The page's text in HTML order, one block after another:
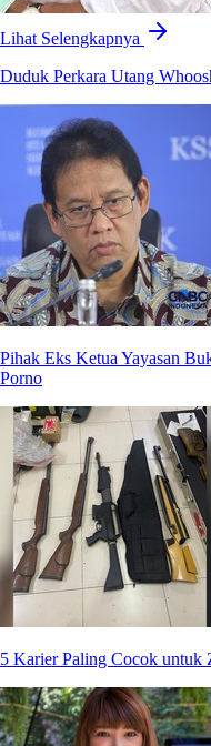
Lihat Selengkapnya
Duduk Perkara Utang
Pihak Eks Ketua Yayasan
Porno
5 Karier Paling Cocok untuk